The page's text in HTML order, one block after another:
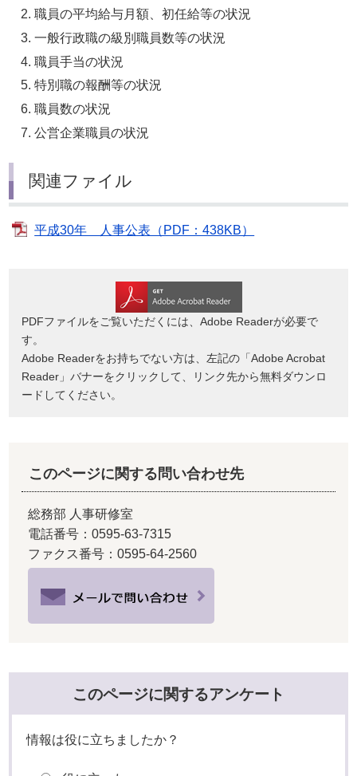
職員の平均給与月額、初任給等の状況
一般行政職の級別職員数等の状況
職員手当の状況
特別職の報酬等の状況
職員数の状況
公営企業職員の状況
関連ファイル
平成30年 人事公表（PDF：438KB）
PDFファイルをご覧いただくには、Adobe Readerが必要で
す。
Adobe Readerをお持ちでない方は、左記の「Adobe Acrobat
Reader」バナーをクリックして、リンク先から無料ダウンロ
ードしてください。
このページに関する問い合わせ先
総務部 人事研修室
電話番号：0595-63-7315
ファクス番号：0595-64-2560
このページに関するアンケート
情報は役に立ちましたか？